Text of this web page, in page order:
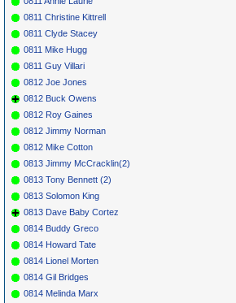
0811 Christine Kittrell
0811 Clyde Stacey
0811 Mike Hugg
0811 Guy Villari
0812 Joe Jones
0812 Buck Owens
0812 Roy Gaines
0812 Jimmy Norman
0812 Mike Cotton
0813 Jimmy McCracklin(2)
0813 Tony Bennett (2)
0813 Solomon King
0813 Dave Baby Cortez
0814 Buddy Greco
0814 Howard Tate
0814 Lionel Morten
0814 Gil Bridges
0814 Melinda Marx